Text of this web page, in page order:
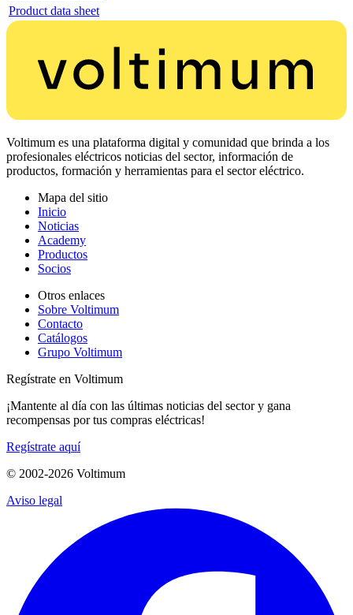
Product data sheet
Voltimum es una plataforma digital y comunidad que brinda a los
profesionales eléctricos noticias del sector, información de
productos, formación y herramientas para el sector eléctrico.
Mapa del sitio
Inicio
Noticias
Academy
Productos
Socios
Otros enlaces
Sobre Voltimum
Contacto
Catálogos
Grupo Voltimum
Regístrate en Voltimum
¡Mantente al día con las últimas noticias del sector y gana
recompensas por tus compras eléctricas!
Regístrate aquí
© 2002-2026 Voltimum
Aviso legal